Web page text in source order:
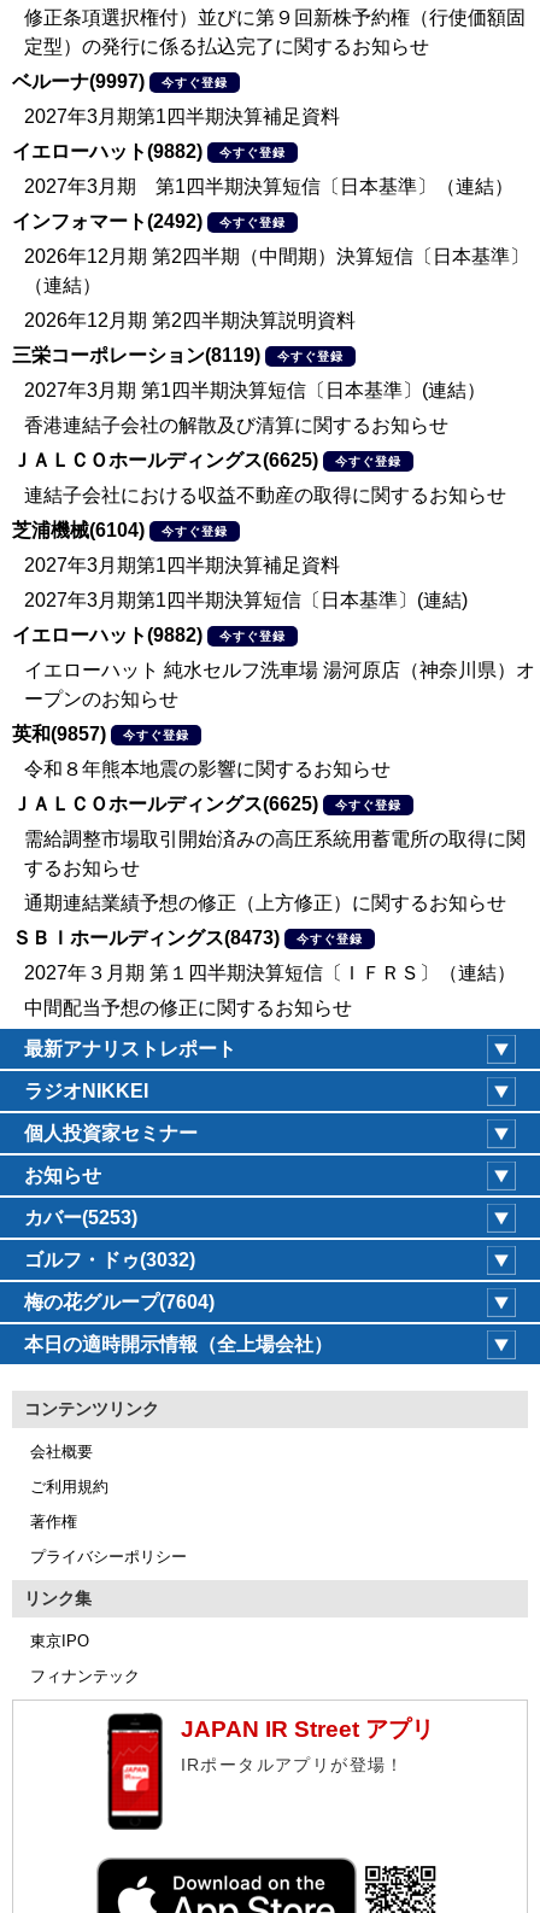
修正条項選択権付）並びに第９回新株予約権（行使価額固
定型）の発行に係る払込完了に関するお知らせ
ベルーナ(9997)
今すぐ登録
2027年3月期第1四半期決算補足資料
イエローハット(9882)
今すぐ登録
2027年3月期 第1四半期決算短信〔日本基準〕（連結）
インフォマート(2492)
今すぐ登録
2026年12月期 第2四半期（中間期）決算短信〔日本基準〕
（連結）
2026年12月期 第2四半期決算説明資料
三栄コーポレーション(8119)
今すぐ登録
2027年3月期 第1四半期決算短信〔日本基準〕(連結）
香港連結子会社の解散及び清算に関するお知らせ
ＪＡＬＣＯホールディングス(6625)
今すぐ登録
連結子会社における収益不動産の取得に関するお知らせ
芝浦機械(6104)
今すぐ登録
2027年3月期第1四半期決算補足資料
2027年3月期第1四半期決算短信〔日本基準〕(連結)
イエローハット(9882)
今すぐ登録
イエローハット 純水セルフ洗車場 湯河原店（神奈川県）オ
ープンのお知らせ
英和(9857)
今すぐ登録
令和８年熊本地震の影響に関するお知らせ
ＪＡＬＣＯホールディングス(6625)
今すぐ登録
需給調整市場取引開始済みの高圧系統用蓄電所の取得に関
するお知らせ
通期連結業績予想の修正（上方修正）に関するお知らせ
ＳＢＩホールディングス(8473)
今すぐ登録
2027年３月期 第１四半期決算短信〔ＩＦＲＳ〕（連結）
中間配当予想の修正に関するお知らせ
最新アナリストレポート
ラジオNIKKEI
個人投資家セミナー
お知らせ
カバー(5253)
ゴルフ・ドゥ(3032)
梅の花グループ(7604)
本日の適時開示情報（全上場会社）
コンテンツリンク
会社概要
ご利用規約
著作権
プライバシーポリシー
リンク集
東京IPO
フィナンテック
JAPAN IR Street アプリ
IRポータルアプリが登場！